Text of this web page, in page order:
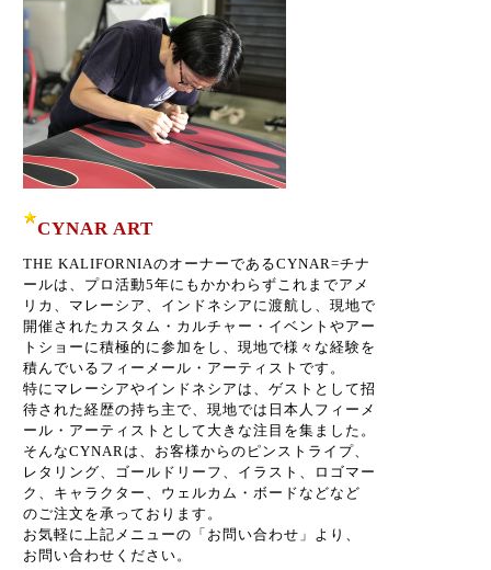
CYNAR ART
THE KALIFORNIAのオーナーであるCYNAR=チナ
ールは、プロ活動5年にもかかわらずこれまでアメ
リカ、マレーシア、インドネシアに渡航し、現地で
開催されたカスタム・カルチャー・イベントやアー
トショーに積極的に参加をし、現地で様々な経験を
積んでいるフィーメール・アーティストです。
特にマレーシアやインドネシアは、ゲストとして招
待された経歴の持ち主で、現地では日本人フィーメ
ール・アーティストとして大きな注目を集ました。
そんなCYNARは、お客様からのピンストライプ、
レタリング、ゴールドリーフ、イラスト、ロゴマー
ク、キャラクター、ウェルカム・ボードなどなど
のご注文を承っております。
お気軽に上記メニューの「お問い合わせ」より、
お問い合わせください。